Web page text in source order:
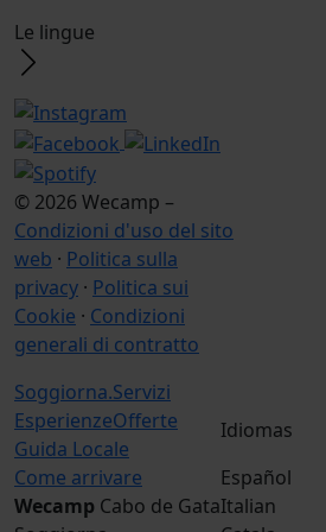
Le lingue
© 2026 Wecamp –
Condizioni d'uso del sito
web · Politica sulla
privacy · Politica sui
Cookie · Condizioni
generali di contratto
Soggiorna.Servizi
EsperienzeOfferte
Guida Locale
Come arrivare
Wecamp Cabo de Gata
Idiomas
Español
Italian